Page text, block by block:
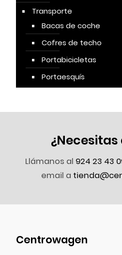
Transporte
Bacas de coche
Cofres de techo
Portabicicletas
Portaesquís
Llámanos al 924 23 43
email a
Centrowagen